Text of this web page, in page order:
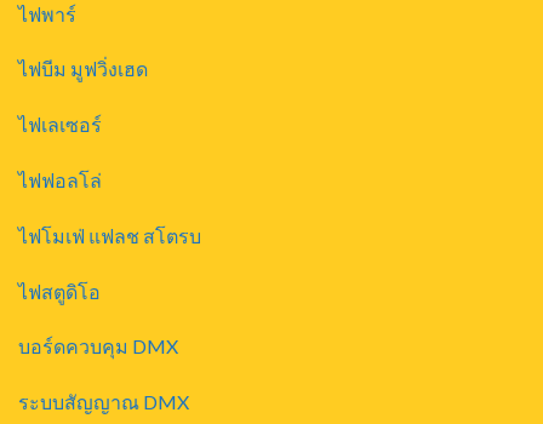
ไฟพาร์
ไฟบีม มูฟวิ่งเฮด
ไฟเลเซอร์
ไฟฟอลโล่
ไฟโมเฟ่ แฟลช สโตรบ
ไฟสตูดิโอ
บอร์ดควบคุม DMX
ระบบสัญญาณ DMX